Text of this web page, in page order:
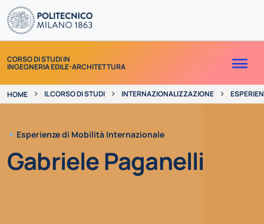
Skip to content
CORSO DI STUDI IN
INGEGNERIA EDILE-ARCHITETTURA
HOME IL CORSO DI STUDI INTERNAZIONALIZZAZIONE
Esperienze di Mobilità Internazionale
Gabriele Paganelli